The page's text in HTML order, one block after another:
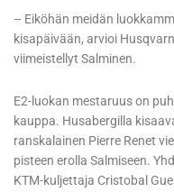
– Eiköhän meidän
kisapäivään, arvioi
viimeistellyt Salminen.
E2-luokan mestaruus on
kauppa. Husabergilla
ranskalainen Pierre Renet
pisteen erolla Salmiseen.
KTM-kuljettaja Cristobal